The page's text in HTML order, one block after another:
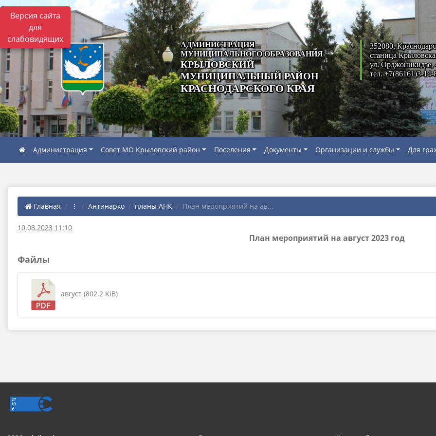
Версия сайта
для
слабовидящих
АДМИНИСТРАЦИЯ
МУНИЦИПАЛЬНОГО ОБРАЗОВАНИЯ
КРЫЛОВСКИЙ
МУНИЦИПАЛЬНЫЙ РАЙОН
КРАСНОДАРСКОГО КРАЯ
352080,
станица
ул. Орджоникидзе,
тел. +7(86161)3-14-
Администрация Совет МО Крыловский район Поселения Документы Организации и службы Для
Главная ⋮ Антинарко планы АНК План мероприятий на ав...
10.08.2023 11:10
План мероприятий на август 2023 год
Файлы
август (802.2 KiB)